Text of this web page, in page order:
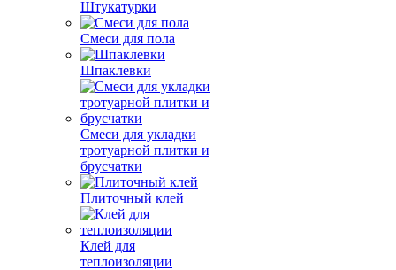
Штукатурки
Смеси для пола
Шпаклевки
Смеси для укладки
тротуарной плитки и
брусчатки
Плиточный клей
Клей для
теплоизоляции